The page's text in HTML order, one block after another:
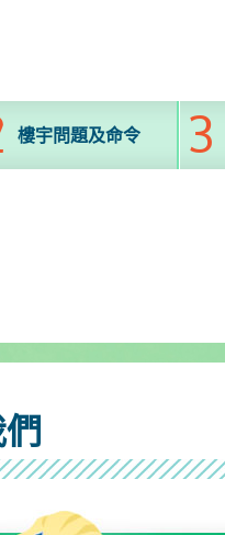
樓宇問題及命令